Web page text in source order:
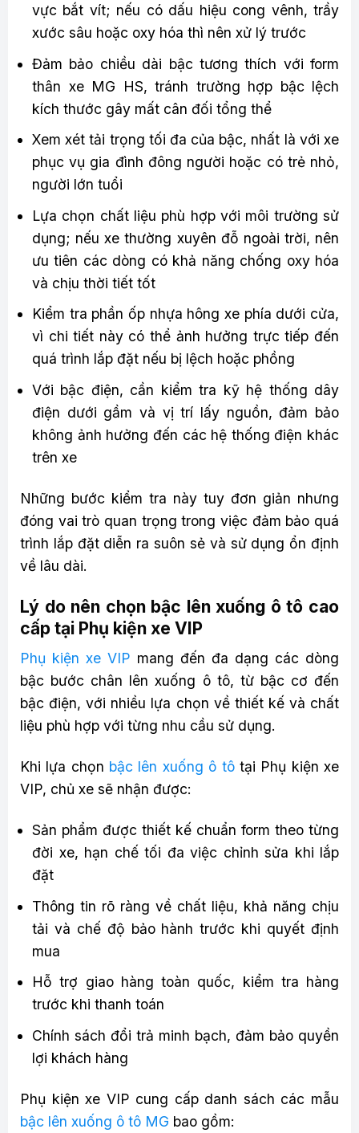
vực bắt vít; nếu có dấu hiệu cong vênh, trầy
xước sâu hoặc oxy hóa thì nên xử lý trước
Đảm bảo chiều dài bậc tương thích với form
thân xe MG HS, tránh trường hợp bậc lệch
kích thước gây mất cân đối tổng thể
Xem xét tải trọng tối đa của bậc, nhất là với xe
phục vụ gia đình đông người hoặc có trẻ nhỏ,
người lớn tuổi
Lựa chọn chất liệu phù hợp với môi trường sử
dụng; nếu xe thường xuyên đỗ ngoài trời, nên
ưu tiên các dòng có khả năng chống oxy hóa
và chịu thời tiết tốt
Kiểm tra phần ốp nhựa hông xe phía dưới cửa,
vì chi tiết này có thể ảnh hưởng trực tiếp đến
quá trình lắp đặt nếu bị lệch hoặc phồng
Với bậc điện, cần kiểm tra kỹ hệ thống dây
điện dưới gầm và vị trí lấy nguồn, đảm bảo
không ảnh hưởng đến các hệ thống điện khác
trên xe
Những bước kiểm tra này tuy đơn giản nhưng
đóng vai trò quan trọng trong việc đảm bảo quá
trình lắp đặt diễn ra suôn sẻ và sử dụng ổn định
về lâu dài.
Lý do nên chọn bậc lên xuống ô tô cao
cấp tại Phụ kiện xe VIP
Phụ kiện xe VIP mang đến đa dạng các dòng
bậc bước chân lên xuống ô tô, từ bậc cơ đến
bậc điện, với nhiều lựa chọn về thiết kế và chất
liệu phù hợp với từng nhu cầu sử dụng.
Khi lựa chọn bậc lên xuống ô tôtại Phụ kiện xe
VIP, chủ xe sẽ nhận được:
Sản phẩm được thiết kế chuẩn form theo từng
đời xe, hạn chế tối đa việc chỉnh sửa khi lắp
đặt
Thông tin rõ ràng về chất liệu, khả năng chịu
tải và chế độ bảo hành trước khi quyết định
mua
Hỗ trợ giao hàng toàn quốc, kiểm tra hàng
trước khi thanh toán
Chính sách đổi trả minh bạch, đảm bảo quyền
lợi khách hàng
Phụ kiện xe VIP cung cấp danh sách các mẫu
bậc lên xuống ô tô MG bao gồm: